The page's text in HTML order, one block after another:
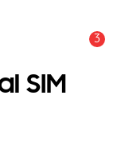
3
SIM